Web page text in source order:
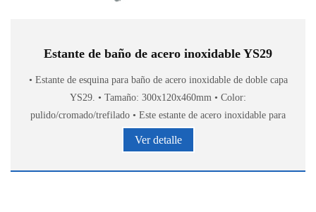
Estante de baño de acero inoxidable YS29
• Estante de esquina para baño de acero inoxidable de doble capa
YS29. • Tamaño: 300x120x460mm • Color:
pulido/cromado/trefilado • Este estante de acero inoxidable para
Ver detalle